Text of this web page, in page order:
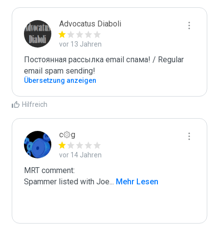
Advocatus Diaboli
vor 13 Jahren
Постоянная рассылка email спама! / Regular
email spam sending!
Übersetzung anzeigen
Hilfreich
c۞g
vor 14 Jahren
MRT comment:
Spammer listed with Joe... Mehr Lesen